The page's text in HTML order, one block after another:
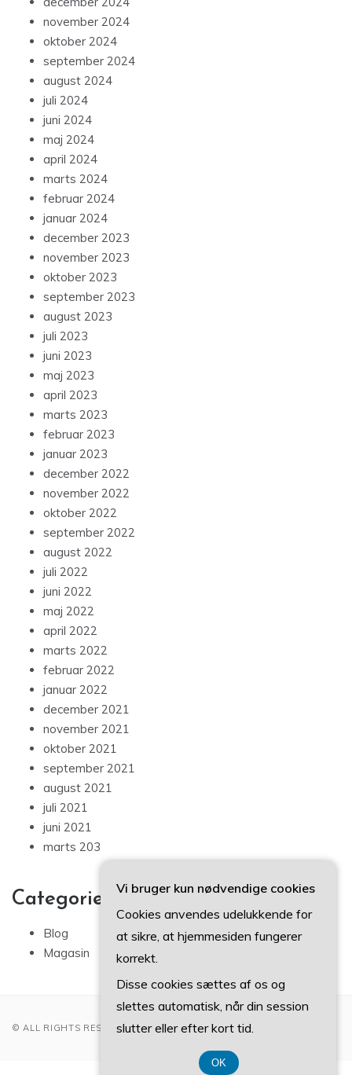
november 2024
oktober 2024
september 2024
august 2024
juli 2024
juni 2024
maj 2024
april 2024
marts 2024
februar 2024
januar 2024
december 2023
november 2023
oktober 2023
september 2023
august 2023
juli 2023
juni 2023
maj 2023
april 2023
marts 2023
februar 2023
januar 2023
december 2022
november 2022
oktober 2022
september 2022
august 2022
juli 2022
juni 2022
maj 2022
april 2022
marts 2022
februar 2022
januar 2022
december 2021
november 2021
oktober 2021
september 2021
august 2021
juli 2021
juni 2021
marts 203
Categories
Blog
Magasin
© ALL RIGHTS RESERVED 2022
Vi bruger kun nødvendige cookies
Cookies anvendes udelukkende for
at sikre, at hjemmesiden fungerer
korrekt.
Disse cookies sættes af os og
slettes automatisk, når din session
slutter eller efter kort tid.
OK